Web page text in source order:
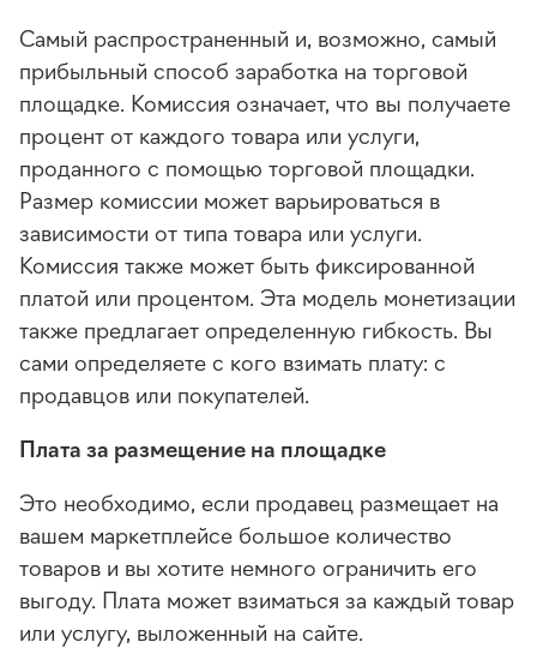
Самый распространенный и, возможно, самый
прибыльный способ заработка на торговой
площадке. Комиссия означает, что вы получаете
процент от каждого товара или услуги,
проданного с помощью торговой площадки.
Размер комиссии может варьироваться в
зависимости от типа товара или услуги.
Комиссия также может быть фиксированной
платой или процентом. Эта модель монетизации
также предлагает определенную гибкость. Вы
сами определяете с кого взимать плату: с
продавцов или покупателей.
Плата за размещение на площадке
Это необходимо, если продавец размещает на
вашем маркетплейсе большое количество
товаров и вы хотите немного ограничить его
выгоду. Плата может взиматься за каждый товар
или услугу, выложенный на сайте.